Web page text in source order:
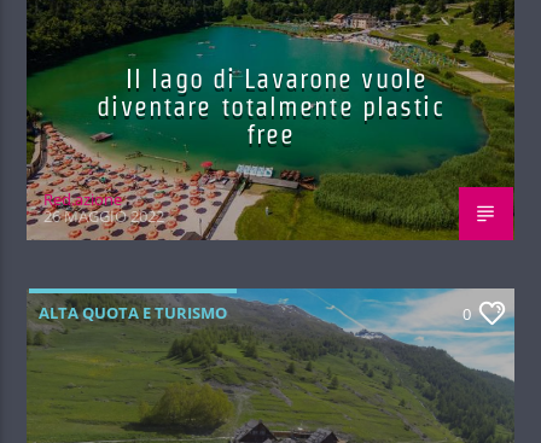
Il lago di Lavarone vuole
diventare totalmente plastic
free
Red.azione
26 MAGGIO 2022
ALTA QUOTA E TURISMO 0